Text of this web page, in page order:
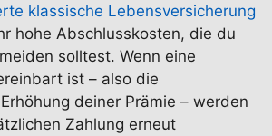
klassische Lebensversicherung
hohe Abschlusskosten, die du
solltest. Wenn eine
ist – also die
deiner Prämie – werden
Zahlung erneut